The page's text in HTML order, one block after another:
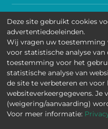
Toegankelijkheid
Contact
Cookies
Wettelijke mededelingen
Universitair
Joseph Crocqlaan 15 - 1020
Deze site gebruikt cookies
advertentiedoeleinden.
Wij vragen uw toestemming
voor statistische analyse
toestemming voor het
statistische analyse van
de site te verbeteren en voor
websiteverkeergegevens. Je
(weigering/aanvaarding)
Voor meer informatie: